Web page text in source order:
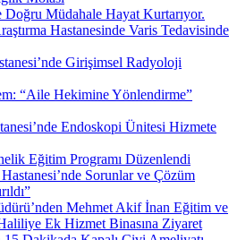
Müdahale Hayat Kurtarıyor.
Hastanesinde Varis Tedavisinde
Girişimsel Radyoloji
“Aile Hekimine Yönlendirme”
Endoskopi Ünitesi Hizmete
Eğitim Programı Düzenlendi
Sorunlar ve Çözüm
Mehmet Akif İnan Eğitim ve
Ek Hizmet Binasına Ziyaret